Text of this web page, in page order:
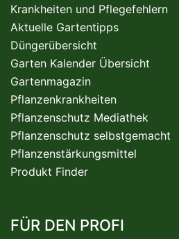
Krankheiten und Pflegefehlern
Aktuelle Gartentipps
Düngerübersicht
Garten Kalender Übersicht
Gartenmagazin
Pflanzenkrankheiten
Pflanzenschutz Mediathek
Pflanzenschutz selbstgemacht
Pflanzenstärkungsmittel
Produkt Finder
FÜR DEN PROFI